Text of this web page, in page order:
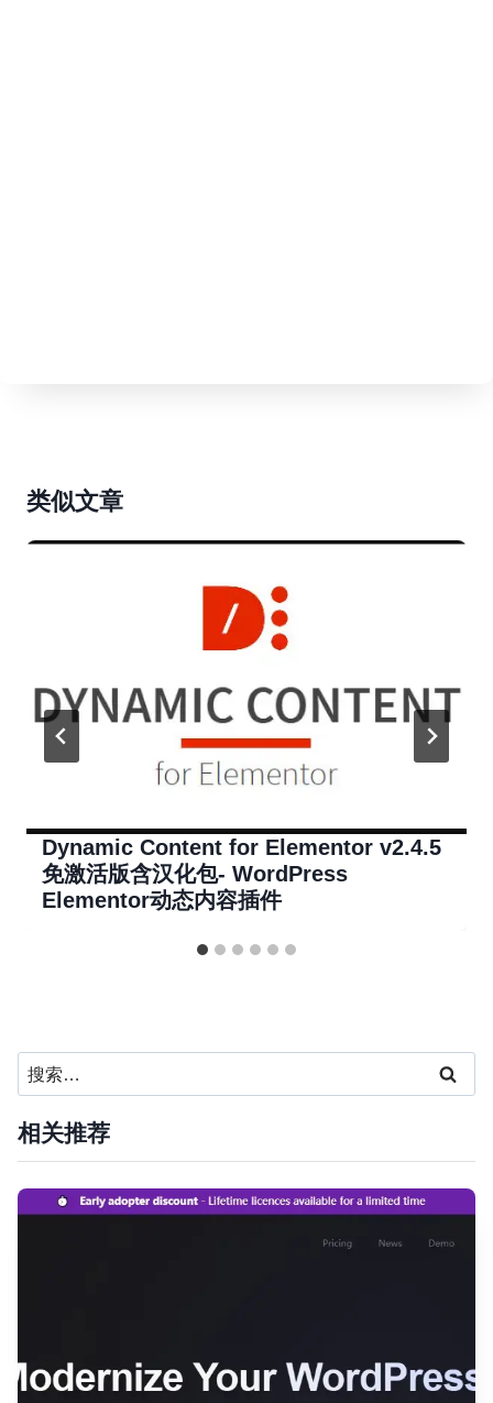
类似文章
Dynamic Content for Elementor v2.4.5
免激活版含汉化包- WordPress
Elementor动态内容插件
搜
索：
相关推荐